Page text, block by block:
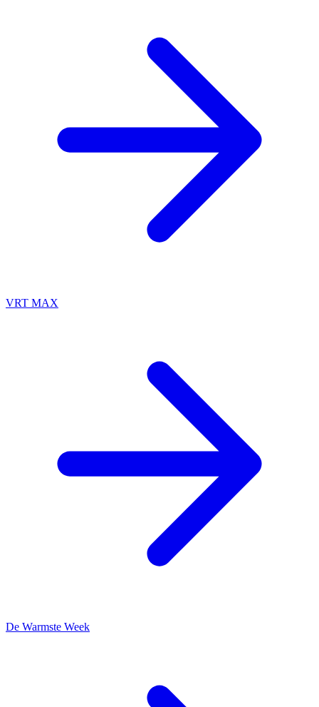
VRT MAX
De Warmste Week